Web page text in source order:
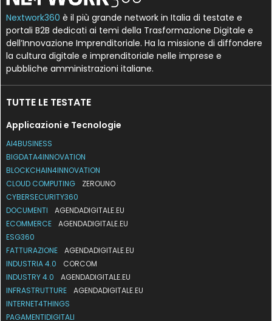
Nextwork360 è il più grande network in Italia di testate e
portali B2B dedicati ai temi della Trasformazione Digitale e
dell’Innovazione Imprenditoriale. Ha la missione di diffondere
la cultura digitale e imprenditoriale nelle imprese e
pubbliche amministrazioni italiane.
TUTTE LE TESTATE
Applicazioni e Tecnologie
AI4BUSINESS
BIGDATA4INNOVATION
BLOCKCHAIN4INNOVATION
CLOUD COMPUTING
ZEROUNO
CYBERSECURITY360
DOCUMENTI
AGENDADIGITALE.EU
ECOMMERCE
AGENDADIGITALE.EU
ESG360
FATTURAZIONE
AGENDADIGITALE.EU
INDUSTRIA 4.0
CORCOM
INDUSTRY 4.0
AGENDADIGITALE.EU
INFRASTRUTTURE
AGENDADIGITALE.EU
INTERNET4THINGS
PAGAMENTIDIGITALI